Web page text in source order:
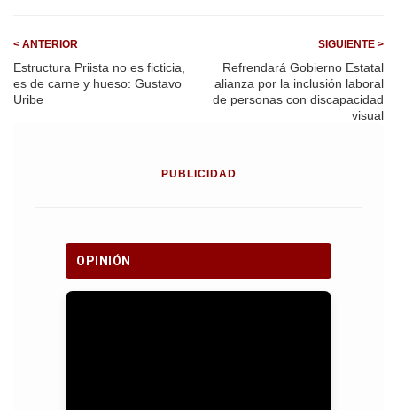
< ANTERIOR
Estructura Priista no es ficticia,
es de carne y hueso: Gustavo
Uribe
SIGUIENTE >
Refrendará Gobierno Estatal
alianza por la inclusión laboral
de personas con discapacidad
visual
PUBLICIDAD
OPINIÓN